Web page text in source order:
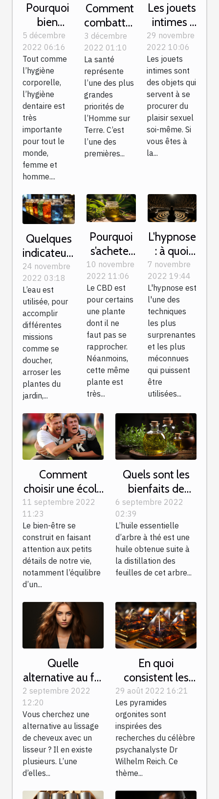
Pourquoi
bien
veiller à
son
hygiène
dentaire ?
5 décembre
2022 06:16
Tout comme
l’hygiène
corporelle,
l’hygiène
dentaire est
très
importante
pour tout le
monde,
femme et
homme....
Comment
combattre
les
douleurs
sciatiques
?
3 décembre
2022 01:10
La santé
représente
l’une des plus
grandes
priorités de
l’Homme sur
Terre. C’est
l’une des
premières...
Les jouets
intimes :
une
solution
pour être
zen
29 novembre
2022 10:06
Les jouets
intimes sont
des objets qui
servent à se
procurer du
plaisir sexuel
soi-même. Si
vous êtes à
la...
Quelques
indicateurs
clés pour
mesurer la
qualité de
l’eau
potable
24 novembre
2022 03:18
L’eau est
utilisée, pour
accomplir
différentes
missions
comme se
doucher,
arroser les
plantes du
jardin,...
Pourquoi
s’acheter
les
produits
de la
plante
CBD ?
10 novembre
2022 11:06
Le CBD est
pour certains
une plante
dont il ne
faut pas se
rapprocher.
Néanmoins,
cette même
plante est
très...
L'hypnose
: à quoi
sert-elle ?
7 novembre
2022 19:44
L'hypnose est
l'une des
techniques
les plus
surprenantes
et les plus
méconnues
qui puissent
être
utilisées...
Comment
choisir une école
de formation en
kinésiologie ?
11 septembre 2022
11:23
Le bien-être se
construit en faisant
attention aux petits
détails de notre vie,
notamment l’équilibre
d’un...
Quels sont les
bienfaits de
l’huile essentielle
d’arbre à thé ?
6 septembre 2022
02:39
L’huile essentielle
d’arbre à thé est une
huile obtenue suite à
la distillation des
feuilles de cet arbre...
Quelle
alternative au fer
à lisser pour
2 septembre 2022
12:20
Vous cherchez une
alternative au lissage
de cheveux avec un
lisseur ? Il en existe
plusieurs. L’une
d’elles...
En quoi
consistent les
pyramides
orgonites ?
29 août 2022 16:21
Les pyramides
orgonites sont
inspirées des
recherches du célèbre
psychanalyste Dr
Wilhelm Reich. Ce
thème...